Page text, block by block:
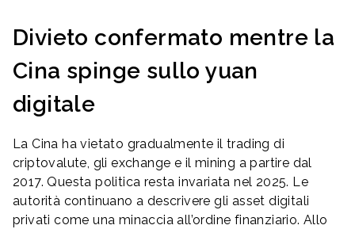
Divieto confermato mentre la
Cina spinge sullo yuan
digitale
La Cina ha vietato gradualmente il trading di
criptovalute, gli exchange e il mining a partire dal
2017. Questa politica resta invariata nel 2025. Le
autorità continuano a descrivere gli asset digitali
privati come una minaccia all’ordine finanziario. Allo